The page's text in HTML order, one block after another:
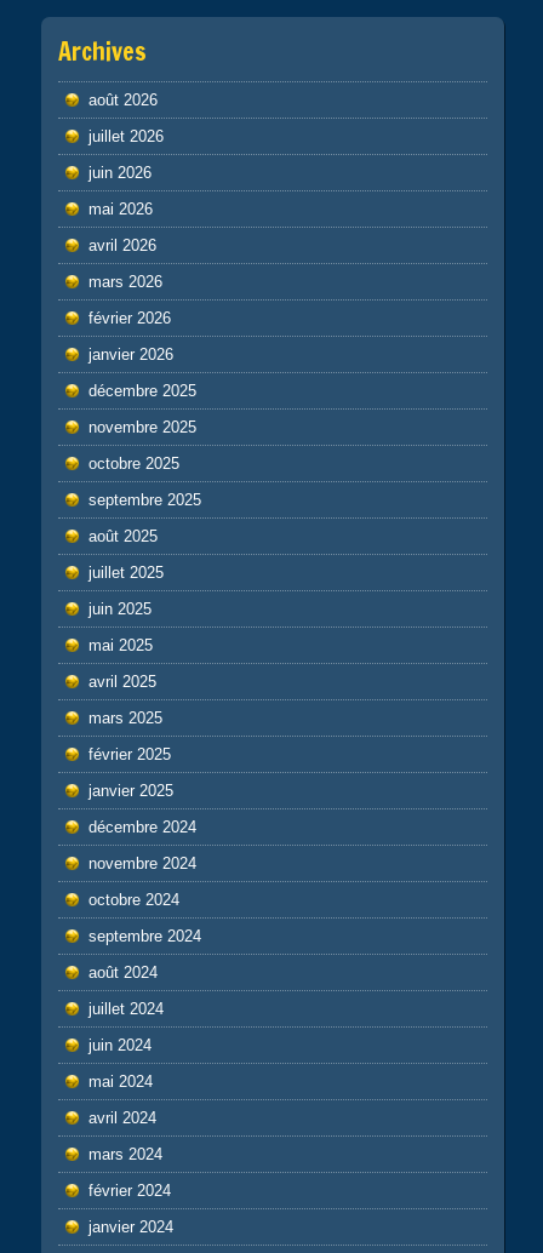
Archives
août 2026
juillet 2026
juin 2026
mai 2026
avril 2026
mars 2026
février 2026
janvier 2026
décembre 2025
novembre 2025
octobre 2025
septembre 2025
août 2025
juillet 2025
juin 2025
mai 2025
avril 2025
mars 2025
février 2025
janvier 2025
décembre 2024
novembre 2024
octobre 2024
septembre 2024
août 2024
juillet 2024
juin 2024
mai 2024
avril 2024
mars 2024
février 2024
janvier 2024